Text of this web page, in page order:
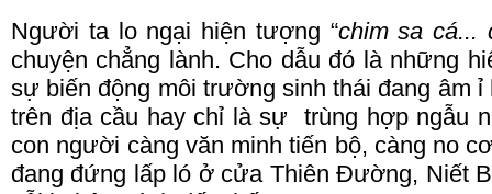
Người ta lo ngại hiện tượng “chim sa cá...
chuyện chẳng lành. Cho dẫu đó là những
sự biến động môi trường sinh thái đang âm
trên địa cầu hay chỉ là sự trùng hợp ngẫu
con người càng văn minh tiến bộ, càng no
đang đứng lấp ló ở cửa Thiên Đường, Niết